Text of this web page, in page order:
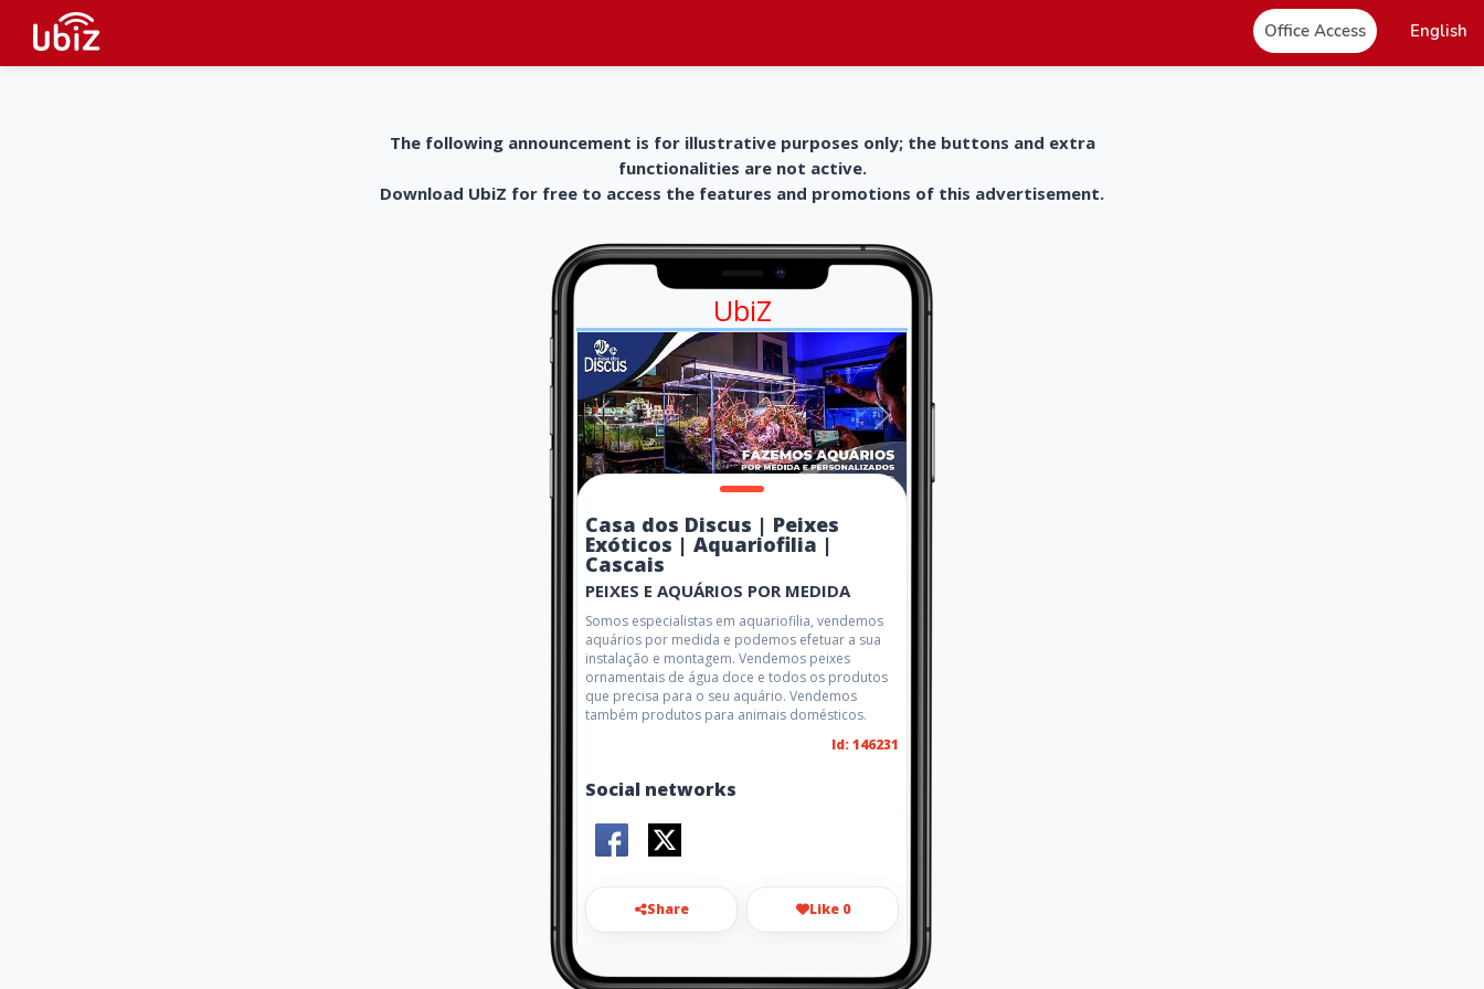
Office Access English
The following announcement is for illustrative purposes only; the buttons and extra
functionalities are not active.
Download UbiZ for free to access the features and promotions of this advertisement.
UbiZ
Casa dos Discus | Peixes
Exóticos | Aquariofilia |
Cascais
PEIXES E AQUÁRIOS POR MEDIDA
Somos especialistas em aquariofilia, vendemos
aquários por medida e podemos efetuar a sua
instalação e montagem. Vendemos peixes
ornamentais de água doce e todos os produtos
que precisa para o seu aquário. Vendemos
também produtos para animais domésticos.
Id: 146231
Social networks
Share Like 0
lojaonline@casadosdiscus.pt